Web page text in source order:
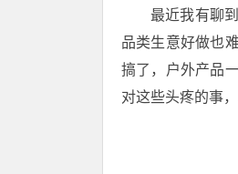
最近我有聊
品类生意好做也
搞了，户外产品
对这些头疼的事